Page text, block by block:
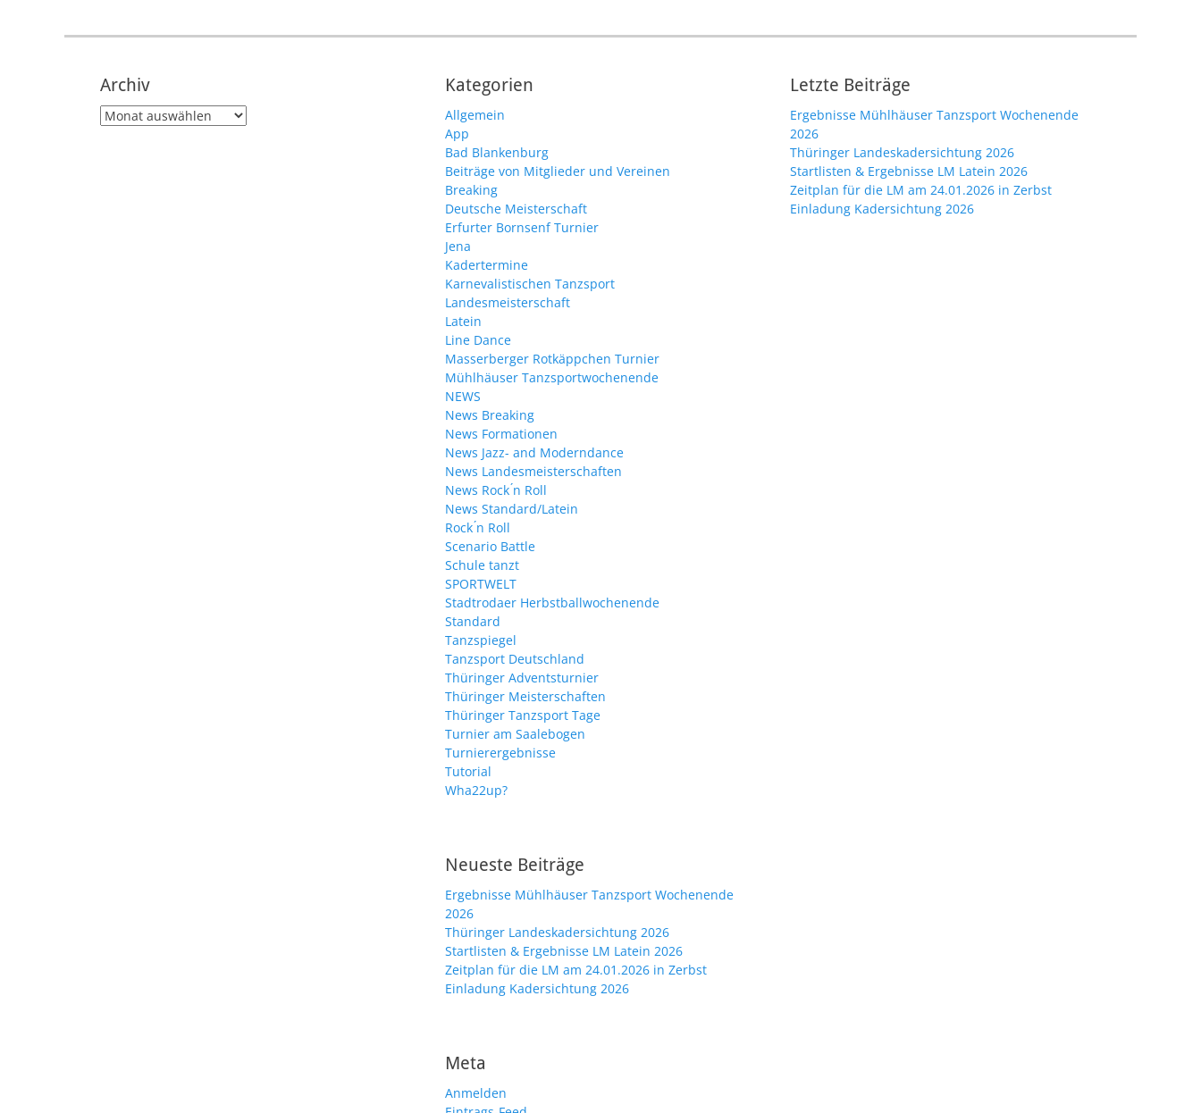
Archiv
Archiv
Kategorien
Allgemein
App
Bad Blankenburg
Beiträge von Mitglieder und Vereinen
Breaking
Deutsche Meisterschaft
Erfurter Bornsenf Turnier
Jena
Kadertermine
Karnevalistischen Tanzsport
Landesmeisterschaft
Latein
Line Dance
Masserberger Rotkäppchen Turnier
Mühlhäuser Tanzsportwochenende
NEWS
News Breaking
News Formationen
News Jazz- and Moderndance
News Landesmeisterschaften
News Rock ́n Roll
News Standard/Latein
Rock ́n Roll
Scenario Battle
Schule tanzt
SPORTWELT
Stadtrodaer Herbstballwochenende
Standard
Tanzspiegel
Tanzsport Deutschland
Thüringer Adventsturnier
Thüringer Meisterschaften
Thüringer Tanzsport Tage
Turnier am Saalebogen
Turnierergebnisse
Tutorial
Wha22up?
Neueste Beiträge
Ergebnisse Mühlhäuser Tanzsport Wochenende
2026
Thüringer Landeskadersichtung 2026
Startlisten & Ergebnisse LM Latein 2026
Zeitplan für die LM am 24.01.2026 in Zerbst
Einladung Kadersichtung 2026
Meta
Anmelden
Letzte Beiträge
Ergebnisse Mühlhäuser Tanzsport Wochenende
2026
Thüringer Landeskadersichtung 2026
Startlisten & Ergebnisse LM Latein 2026
Zeitplan für die LM am 24.01.2026 in Zerbst
Einladung Kadersichtung 2026